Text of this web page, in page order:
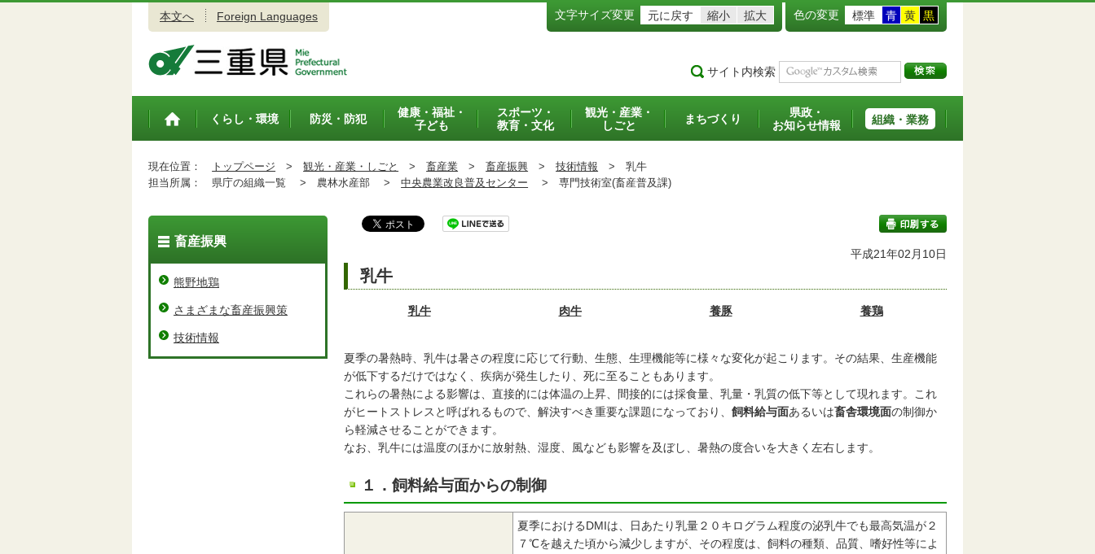
本文へ Foreign Languages 文字サイズ変更 元に戻す 縮小 拡大 色の変更 標準 青 黄 黒
サイト内検索
トップペ
くらし・環境 防災・防犯
健康・福祉・
子ども
スポーツ・
教育・文化
観光・産業・
しごと
まちづくり
県政・
お知らせ情報
組織・業務
現在位置： トップページ > 観光・産業・しごと > 畜産業 > 畜産振興 > 技術情報 > 乳牛
担当所属：
県庁の組織一覧 > 農林水産部 > 中央農業改良普及センター > 専門技術室(畜産普及課)
印刷する
平成21年02月10日
乳牛
乳牛 肉牛 養豚 養鶏
夏季の暑熱時、乳牛は暑さの程度に応じて行動、生態、生理機能等に様々な変化が起こります。その結果、生産機能
が低下するだけではなく、疾病が発生したり、死に至ることもあります。
これらの暑熱による影響は、直接的には体温の上昇、間接的には採食量、乳量・乳質の低下等として現れます。これ
がヒートストレスと呼ばれるもので、解決すべき重要な課題になっており、 飼料給与面あるいは畜舎環境面の制御か
ら軽減させることができます。
なお、乳牛には温度のほかに放射熱、湿度、風なども影響を及ぼし、暑熱の度合いを大きく左右します。
１．飼料給与面からの制御
夏季におけるDMIは、日あたり乳量２０キログラム程度の泌乳牛でも最高気温が２
７℃を越えた頃から減少しますが、その程度は、飼料の種類、品質、嗜好性等によ
畜産振興
熊野地鶏
さまざまな畜産振興策
技術情報